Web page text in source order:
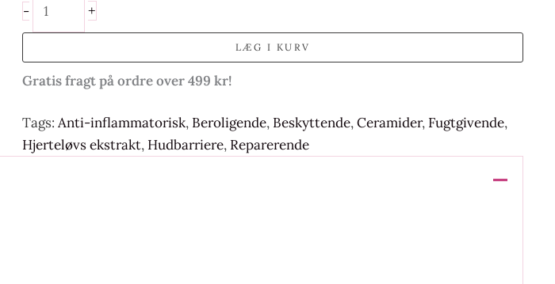
- +
LÆG I KURV
Gratis fragt på ordre over 499 kr!
Tags: Anti-inflammatorisk, Beroligende, Beskyttende,Ceramider, Fugtgivende,
Hjerteløvs ekstrakt, Hudbarriere, Reparerende